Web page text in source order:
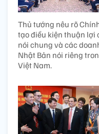
Thủ tướng nêu rõ
tạo điều kiện thuận lợi
nói chung và các
Nhật Bản nói riêng
Việt Nam.